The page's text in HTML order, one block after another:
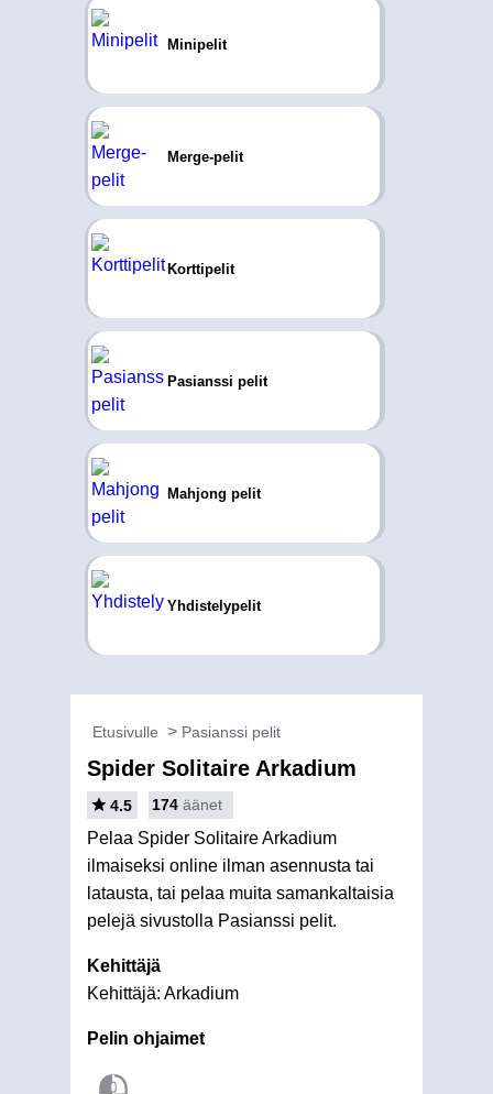
Minipelit
Merge-pelit
Korttipelit
Pasianssi pelit
Mahjong pelit
Yhdistelypelit
Etusivulle Pasianssi pelit
Spider Solitaire Arkadium
4.5 174 äänet
Pelaa Spider Solitaire Arkadium
ilmaiseksi online ilman asennusta tai
latausta, tai pelaa muita samankaltaisia
pelejä sivustolla Pasianssi pelit.
Kehittäjä
Kehittäjä: Arkadium
Pelin ohjaimet